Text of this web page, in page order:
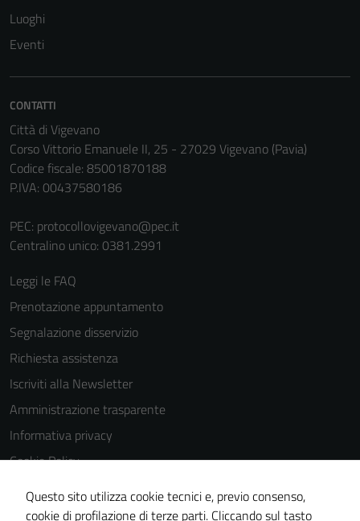
Luoghi
Eventi
CONTATTI
Città di Vigevano
Corso Vittorio Emanuele II, 25 - 27029 Vigevano (Pavia)
Codice fiscale: 85001870188
P.IVA: 00437580186
PEC: protocollovigevano@pec.it
Centralino unico: 0381.2991
Leggi le FAQ
Prenotazione appuntamento
Segnalazione disservizio
Richiesta assistenza
Iscriviti alla Newsletter
Amministrazione trasparente
Informativa privacy
Cookie Policy
Media policy
Note legali
Questo sito utilizza cookie tecnici e, previo consenso,
cookie di profilazione di terze parti. Cliccando sul tasto
non raccolgono
informazioni